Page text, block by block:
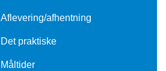
Aflevering/afhentning
Det praktiske
Måltider